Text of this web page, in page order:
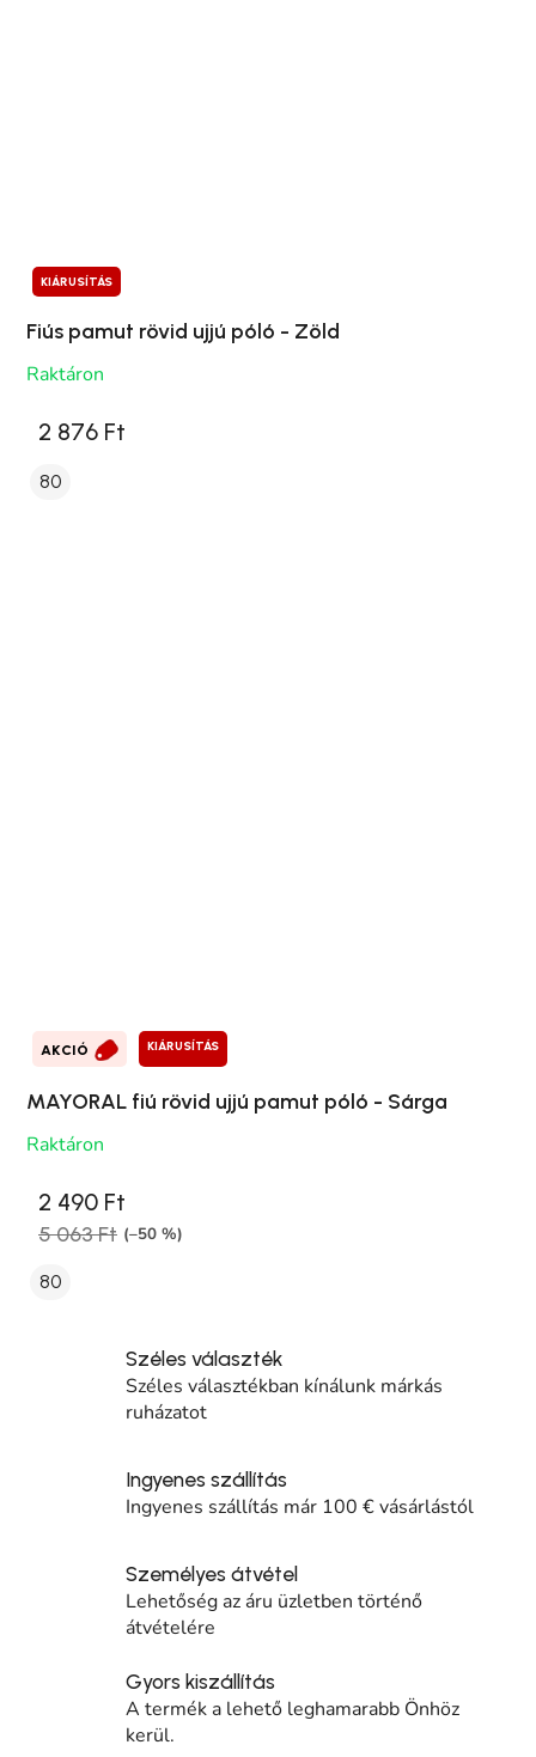
KIÁRUSÍTÁS
Fiús pamut rövid ujjú póló - Zöld
Raktáron
2 876 Ft
80
AKCIÓ KIÁRUSÍTÁS
MAYORAL fiú rövid ujjú pamut póló - Sárga
Raktáron
2 490 Ft
5 063 Ft (–50 %)
80
Széles választék
Széles választékban kínálunk márkás
ruházatot
Ingyenes szállítás
Ingyenes szállítás már 100 € vásárlástól
Személyes átvétel
Lehetőség az áru üzletben történő
átvételére
Gyors kiszállítás
A termék a lehető leghamarabb Önhöz
kerül.